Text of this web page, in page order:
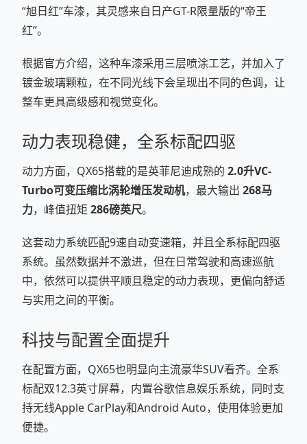
“旭日红”车漆，其灵感来自日产GT-R限量版的“帝王
红”。
根据官方介绍，这种车漆采用三层喷涂工艺，并加入了
镀金玻璃颗粒，在不同光线下会呈现出不同的色调，让
整车更具高级感和视觉变化。
动力表现稳健，全系标配四驱
动力方面，QX65搭载的是英菲尼迪成熟的 2.0升VC-
Turbo可变压缩比涡轮增压发动机，最大输出 268马
力，峰值扭矩 286磅英尺。
这套动力系统匹配9速自动变速箱，并且全系标配四驱
系统。虽然数据并不激进，但在日常驾驶和高速巡航
中，依然可以提供平顺且稳定的动力表现，更偏向舒适
与实用之间的平衡。
科技与配置全面提升
在配置方面，QX65也明显向主流豪华SUV看齐。全系
标配双12.3英寸屏幕，内置谷歌信息娱乐系统，同时支
持无线Apple CarPlay和Android Auto，使用体验更加
便捷。